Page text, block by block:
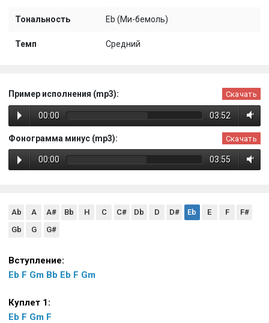
Тональность Eb (Ми-бемоль)
Темп Средний
Пример исполнения (mp3): Скачать
00:00 03:52
Фонограмма минус (mp3): Скачать
00:00 03:55
Ab A A# Bb H C C# Db D D# Eb E F
F#
Gb
G G#
Вступление:
Eb F Gm Bb Eb F Gm
Куплет 1:
Eb F Gm F